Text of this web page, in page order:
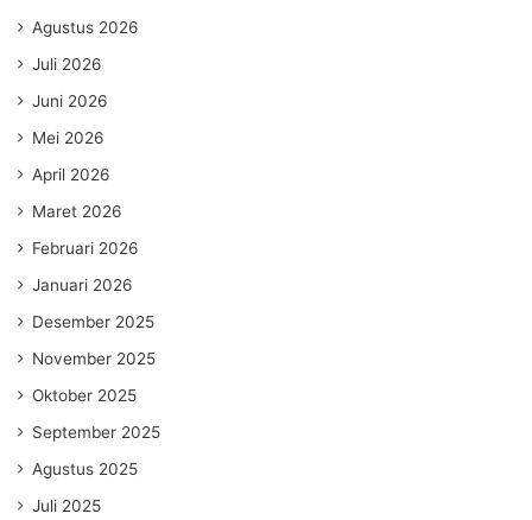
Agustus 2026
Juli 2026
Juni 2026
Mei 2026
April 2026
Maret 2026
Februari 2026
Januari 2026
Desember 2025
November 2025
Oktober 2025
September 2025
Agustus 2025
Juli 2025